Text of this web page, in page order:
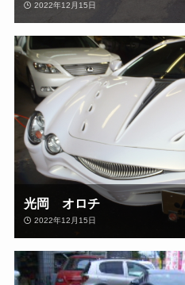
2022年12月15日
光岡 オロチ
2022年12月15日